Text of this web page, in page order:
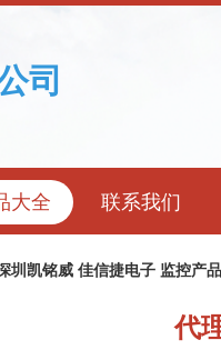
司
大全 联系我们
圳凯铭威 佳信捷电子 监控产品
代